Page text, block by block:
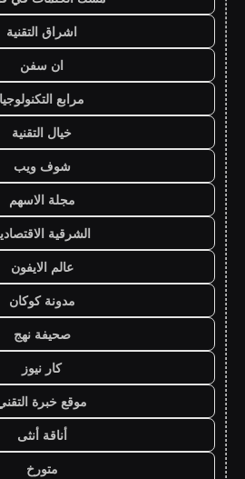
اشراق التقنية
ان سفن
مرابع التكنولوجيا
خيال التقنية
شوف ويب
مجلة الاسهم
الشرقية
عالم الايفون
مدونة كوكان
صحيفة نهج
كار نيوز
موقع خبرة
أناقة أنثى
متورخ